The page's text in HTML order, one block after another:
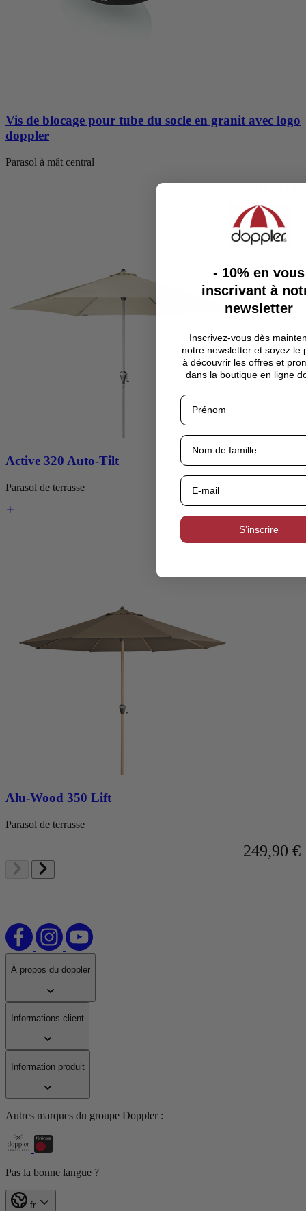
Vis de blocage pour tube du socle en granit avec logo
doppler
Parasol à mât central
10,00 €
Active 320 Auto-Tilt
Parasol de terrasse
149,90 €Prix
199,90 €
Alu-Wood 350 Lift
Parasol de terrasse
249,90 €
Á propos du doppler
Informations client
Information produit
Autres marques du groupe Doppler :
Pas la bonne langue ?
fr
- 10% en vous
inscrivant à
newsletter
Inscrivez-vous dès
notre newsletter et soyez le
à découvrir les offres et
dans la boutique en ligne
S’inscrire